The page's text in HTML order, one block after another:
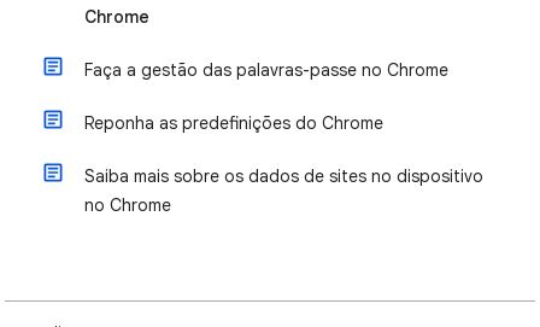
Chrome
Faça a gestão das palavras-passe no Chrome
Reponha as predefinições do Chrome
Saiba mais sobre os dados de sites no dispositivo
no Chrome